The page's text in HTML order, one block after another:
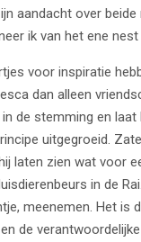
aandacht over
ik van het ene
voor inspiratie
dan alleen
de stemming en
uitgegroeid.
laten zien wat voor
in de
meenemen. Het is
de